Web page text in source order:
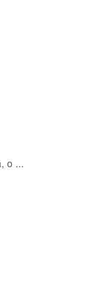
o ...